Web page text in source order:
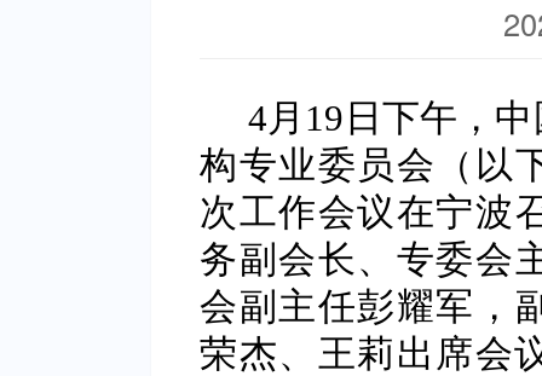
4月19日下午，
构专业委员会（以
次工作会议在宁波
务副会长、专委会
会副主任彭耀军，
荣杰、王莉出席会